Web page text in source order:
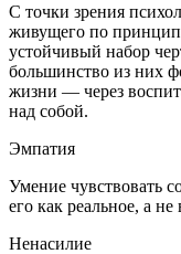
С точки зрения
живущего по
устойчивый набор
большинство из них
жизни — через
над собой.
Эмпатия
Умение чувствовать
его как реальное, а
Ненасилие